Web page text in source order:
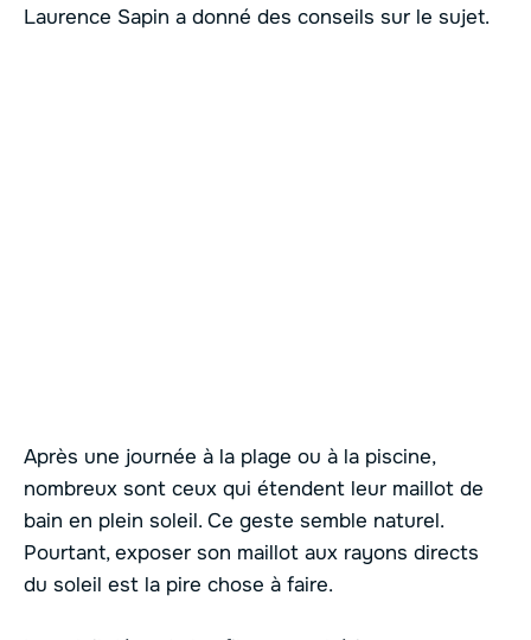
Laurence Sapin a donné des conseils sur le sujet.
Après une journée à la plage ou à la piscine,
nombreux sont ceux qui étendent leur maillot de
bain en plein soleil. Ce geste semble naturel.
Pourtant, exposer son maillot aux rayons directs
du soleil est la pire chose à faire.